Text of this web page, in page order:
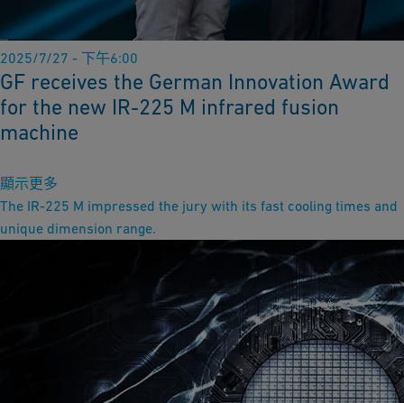
2025/7/27 - 下午6:00
GF receives the German Innovation Award
for the new IR-225 M infrared fusion
machine
顯示更多
The IR-225 M impressed the jury with its fast cooling times and
unique dimension range.